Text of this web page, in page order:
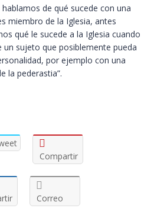
de qué sucede con una
miembro de la Iglesia, antes
qué le sucede a la Iglesia cuando
un sujeto que posiblemente pueda
por ejemplo con una
la pederastia”.
Compartir
Correo